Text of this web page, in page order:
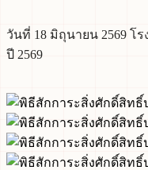
วันที่ 18 มิถุนายน 2569 โ
ปี 2569